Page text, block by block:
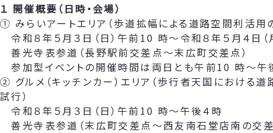
１ 開催概要（日時・会場）
① みらいアートエリア（歩道拡幅による道路空間利活用
令和８年５月３日（日）午前10 時～令和８年５月４日（
善光寺表参道（長野駅前交差点～末広町交差点）
参加型イベントの開催時間は両日とも午前10 時～午
② グルメ（キッチンカー）エリア（歩行者天国における
試行）
令和８年５月３日（日）午前10 時～午後４時
善光寺表参道（末広町交差点～西友南石堂店南の交